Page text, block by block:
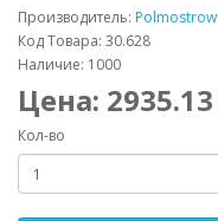
Производитель: Polmostrow
Код Товара: 30.628
Наличие: 1000
Цена: 2935.13
Кол-во